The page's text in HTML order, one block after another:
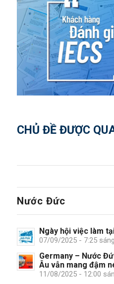
CHỦ ĐỀ ĐƯỢC
Nước Đức
Ngày hội việc làm
07/09/2025 - 7:25 sáng
Germany – Nước
Âu vẫn mang đậm
11/08/2025 - 12:00